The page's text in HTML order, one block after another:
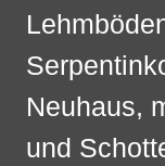
Neuhaus,
und